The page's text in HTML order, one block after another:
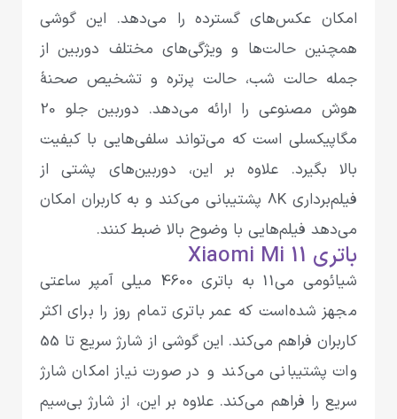
امکان عکس‌های گسترده را می‌دهد. این گوشی
همچنین حالت‌ها و ویژگی‌های مختلف دوربین از
جمله حالت شب، حالت پرتره و تشخیص صحنهٔ
هوش مصنوعی را ارائه می‌دهد. دوربین جلو 20
مگاپیکسلی است که می‌تواند سلفی‌هایی با کیفیت
بالا بگیرد. علاوه بر این، دوربین‌های پشتی از
فیلم‌برداری 8K پشتیبانی می‌کند و به کاربران امکان
می‌دهد فیلم‌هایی با وضوح بالا ضبط کنند.
باتری Xiaomi Mi 11
شیائومی‌ می‌11 به باتری 4600 میلی آمپر ساعتی
مجهز شده‌است که عمر باتری تمام روز را برای اکثر
کاربران فراهم می‌کند. این گوشی از شارژ سریع تا 55
وات پشتیبانی می‌کند و در صورت نیاز امکان شارژ
سریع را فراهم می‌کند. علاوه بر این، از شارژ بی‌سیم